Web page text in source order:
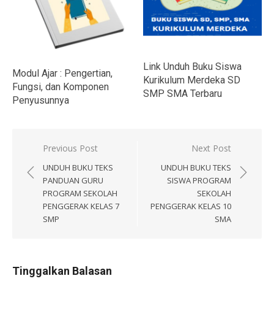
Modul Ajar : Pengertian,
Fungsi, dan Komponen
Penyusunnya
Link Unduh Buku Siswa
Kurikulum Merdeka SD
SMP SMA Terbaru
Navigasi
pos
Previous Post
UNDUH BUKU TEKS
PANDUAN GURU
PROGRAM SEKOLAH
PENGGERAK KELAS 7
SMP
Next Post
UNDUH BUKU TEKS
SISWA PROGRAM
SEKOLAH
PENGGERAK KELAS 10
SMA
Tinggalkan Balasan